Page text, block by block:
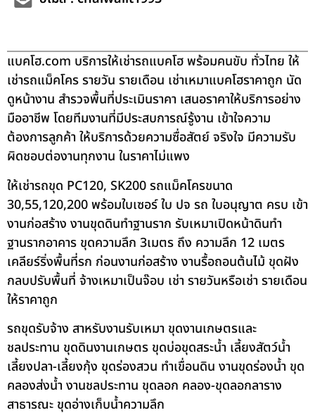
แบคโฮ.com บริการให้เช่ารถแบคโฮ พร้อมคนขับ ทั่วไทย ให้
เช่ารถแม็คโคร รายวัน รายเดือน เช่าเหมาแบคโฮราคาถูก นัด
ดูหน้างาน สำรวจพื้นที่ประเมินราคา เสนอราคาให้บริการอย่าง
มืออาชีพ โดยทีมงานที่มีประสบการณ์รู้งาน เข้าใจความ
ต้องการลูกค้า ให้บริการด้วยความซื่อสัตย์ จริงใจ มีความรับ
ผิดชอบต่องานทุกงาน ในราคาไม่แพง
ให้เช่ารถขุด PC120, SK200 รถแม็คโครขนาด
30,55,120,200 พร้อมใบเซอร์ ใบ ปจ รถ ใบอนุญาต ครบ เข้า
งานก่อสร้าง งานขุดดินทำฐานราก รับเหมาเปิดหน้าดินทำ
ฐานรากอาคาร ขุดความลึก 3เมตร ถึง ความลึก 12 เมตร
เคลียร์ริ่งพื้นที่รก ก่อนงานก่อสร้าง งานรื้อถอนต้นไม้ ขุดฝัง
กลบปรับพื้นที่ จ้างเหมาเป็นจ๊อบ เช่า รายวันหรือเช่า รายเดือน
ให้ราคาถูก
รถขุดรับจ้าง สาหรับงานรับเหมา ขุดงานเกษตรและ
ชลประทาน ขุดดินงานเกษตร ขุดบ่อขุดสระน้ำ เลี้ยงสัตว์น้ำ
เลี้ยงปลา-เลี้ยงกุ้ง ขุดร่องสวน ทำเขื่อนดิน งานขุดร่องน้ำ ขุด
คลองส่งน้ำ งานชลประทาน ขุดลอก คลอง-ขุดลอกลาราง
สาธารณะ ขุดอ่างเก็บน้ำความลึก